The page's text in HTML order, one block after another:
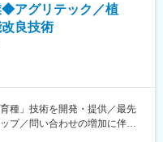
業務ですので、サポート業務
してステップアップを図って
すので、少しずつ知識・ノウハ
ていきます。
◆アグリテック／植
良技術
種」技術を開発・提供／最先
プ／問い合わせの増加に伴い